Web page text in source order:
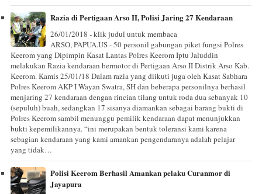
Razia di Pertigaan Arso II, Polisi Jaring 27 Kendaraan
26/01/2018 - klik judul untuk membaca
ARSO, PAPUA.US - 50 personil gabungan piket fungsi Polres
Keerom yang Dipimpin Kasat Lantas Polres Keerom Iptu Jaluddin
melakukan Razia kendaraan bermotor di Pertigaan Arso II Distrik Arso Kab.
Keerom. Kamis 25/01/18 Dalam razia yang diikuti juga oleh Kasat Sabhara
Polres Keerom AKP I Wayan Swatra, SH dan beberapa personilnya berhasil
menjaring 27 kendaraan dengan rincian tilang untuk roda dua sebanyak 10
(sepuluh) buah, sedangkan 17 sisanya diamankan sebagai barang bukti di
Polres Keerom sambil menunggu pemilik kendaraan dapat menunjukkan
bukti kepemilikannya. “ini merupakan bentuk toleransi kami karena
sebagian kendaraan yang kami amankan pengendaranya adalah pelajar
yang tidak…
Polisi Keerom Berhasil Amankan pelaku Curanmor di
Jayapura